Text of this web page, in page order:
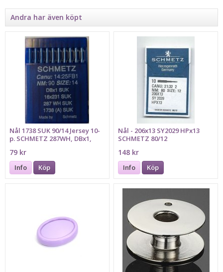
Andra har även köpt
Nål 1738 SUK 90/14 Jersey 10-
p. SCHMETZ 287WH, DBx1,
79 kr
Info Köp
Nål - 206x13 SY2029 HPx13
SCHMETZ 80/12
148 kr
Info Köp